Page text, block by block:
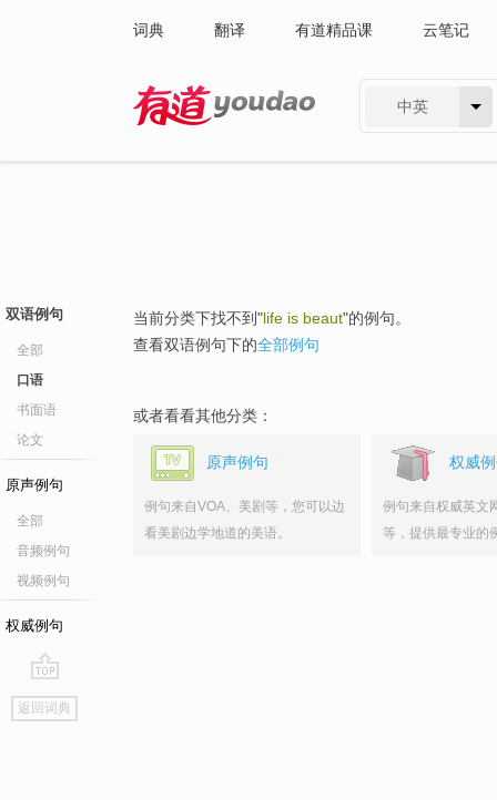
词典 翻译 有道精品课 云笔记
中英
双语例句
全部
口语
书面语
论文
原声例句
全部
音频例句
视频例句
权威例句
go
top
返回词典
当前分类下找不到"life is beaut"的例句。
查看双语例句下的全部例句
或者看看其他分类：
原声例句
例句来自VOA、美剧等，您可以边
看美剧边学地道的美语。
权威
例句来自权威英文
等，提供最专业的